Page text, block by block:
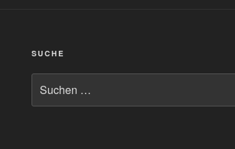
SUCHE
nach: